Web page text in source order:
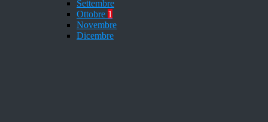
Settembre
Ottobre 1
Novembre
Dicembre